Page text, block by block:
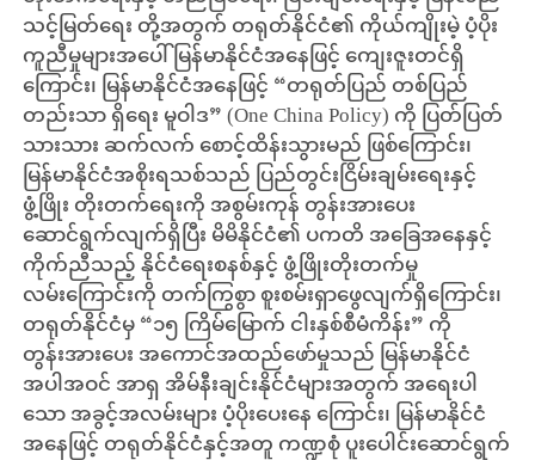
သင့်မြတ်ရေး တို့အတွက် တရုတ်နိုင်ငံ၏ ကိုယ်ကျိုးမဲ့ ပံ့ပိုး
ကူညီမှုများအပေါ် မြန်မာနိုင်ငံအနေဖြင့် ကျေးဇူးတင်ရှိ
ကြောင်း၊ မြန်မာနိုင်ငံအနေဖြင့် “တရုတ်ပြည် တစ်ပြည်
တည်းသာ ရှိရေး မူဝါဒ” (One China Policy) ကို ပြတ်ပြတ်
သားသား ဆက်လက် စောင့်ထိန်းသွားမည် ဖြစ်ကြောင်း၊
မြန်မာနိုင်ငံအစိုးရသစ်သည် ပြည်တွင်းငြိမ်းချမ်းရေးနှင့်
ဖွံ့ဖြိုး တိုးတက်ရေးကို အစွမ်းကုန် တွန်းအားပေး
ဆောင်ရွက်လျက်ရှိပြီး မိမိနိုင်ငံ၏ ပကတိ အခြေအနေနှင့်
ကိုက်ညီသည့် နိုင်ငံရေးစနစ်နှင့် ဖွံ့ဖြိုးတိုးတက်မှု
လမ်းကြောင်းကို တက်ကြွစွာ စူးစမ်းရှာဖွေလျက်ရှိကြောင်း၊
တရုတ်နိုင်ငံမှ “၁၅ ကြိမ်မြောက် ငါးနှစ်စီမံကိန်း” ကို
တွန်းအားပေး အကောင်အထည်ဖော်မှုသည် မြန်မာနိုင်ငံ
အပါအဝင် အာရှ အိမ်နီးချင်းနိုင်ငံများအတွက် အရေးပါ
သော အခွင့်အလမ်းများ ပံ့ပိုးပေးနေ ကြောင်း၊ မြန်မာနိုင်ငံ
အနေဖြင့် တရုတ်နိုင်ငံနှင့်အတူ ကဏ္ဍစုံ ပူးပေါင်းဆောင်ရွက်